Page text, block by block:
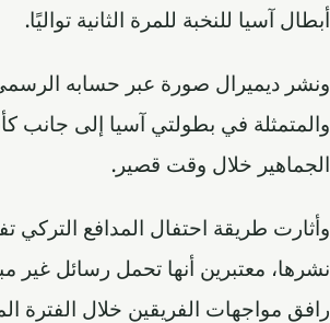
أبطال آسيا للنخبة للمرة الثانية تواليًا.
ونشر ديميرال صورة عبر حسابه
والمتمثلة في بطولتي آسيا إلى جانب
الجماهير خلال وقت قصير.
وأثارت طريقة احتفال المدافع التركي
نشرها، معتبرين أنها تحمل رسائل
رافق مواجهات الفريقين خلال الفترة